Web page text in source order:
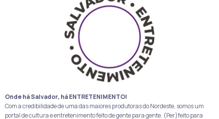
Onde há Salvador, há ENTRETENIMENTO!
Com a credibilidade de uma das maiores produtoras do Nordeste, somos um
portal de cultura e entretenimento feito de gente para gente. (Per)feito para